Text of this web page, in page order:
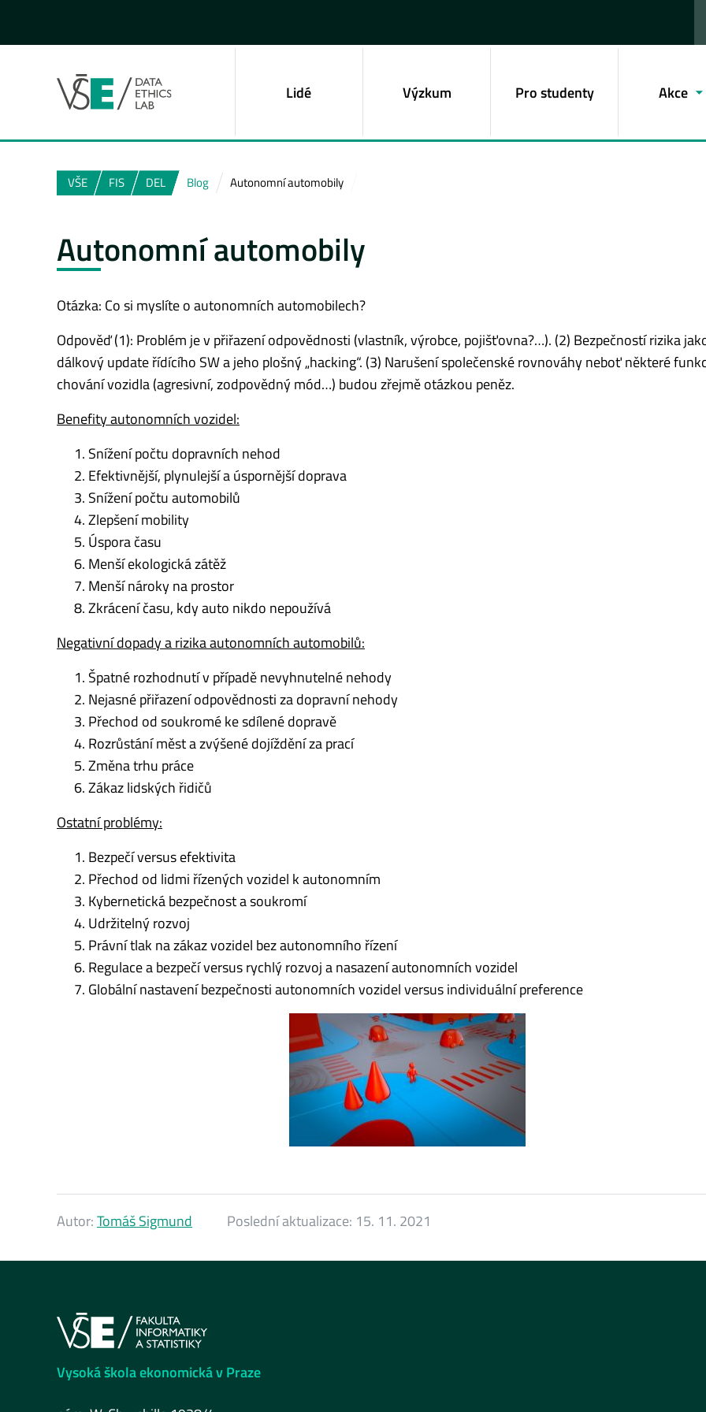
Lidé Výzkum Pro studenty Akce
VŠE FIS DEL Blog Autonomní automobily
Autonomní automobily
Otázka: Co si myslíte o autonomních automobilech?
Odpověď (1): Problém je v přiřazení odpovědnosti (vlastník, výrobce, pojišťovna?…). (2) Bezpečností rizika
dálkový update řídícího SW a jeho plošný „hacking“. (3) Narušení společenské rovnováhy neboť některé
chování vozidla (agresivní, zodpovědný mód…) budou zřejmě otázkou peněz.
Benefity autonomních vozidel:
Snížení počtu dopravních nehod
Efektivnější, plynulejší a úspornější doprava
Snížení počtu automobilů
Zlepšení mobility
Úspora času
Menší ekologická zátěž
Menší nároky na prostor
Zkrácení času, kdy auto nikdo nepoužívá
Negativní dopady a rizika autonomních automobilů:
Špatné rozhodnutí v případě nevyhnutelné nehody
Nejasné přiřazení odpovědnosti za dopravní nehody
Přechod od soukromé ke sdílené dopravě
Rozrůstání měst a zvýšené dojíždění za prací
Změna trhu práce
Zákaz lidských řidičů
Ostatní problémy:
Bezpečí versus efektivita
Přechod od lidmi řízených vozidel k autonomním
Kybernetická bezpečnost a soukromí
Udržitelný rozvoj
Právní tlak na zákaz vozidel bez autonomního řízení
Regulace a bezpečí versus rychlý rozvoj a nasazení autonomních vozidel
Globální nastavení bezpečnosti autonomních vozidel versus individuální preference
Autor:Tomáš Sigmund Poslední aktualizace: 15. 11. 2021
Vysoká škola ekonomická v Praze